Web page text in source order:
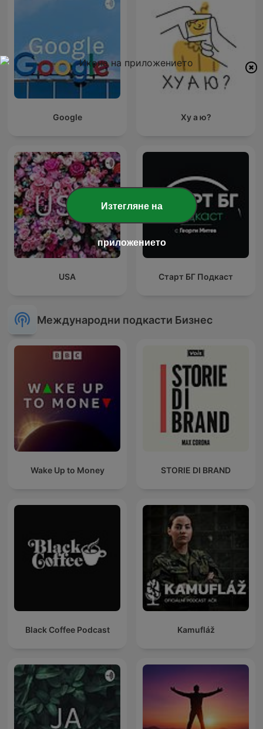
Google Ху а ю?
USA Старт БГ Подкаст
Международни подкасти Бизнес
Wake Up to Money STORIE DI BRAND
Black Coffee Podcast Kamufláž
Изтегляне на
приложението